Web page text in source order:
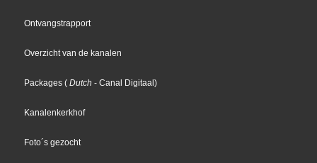
Ontvangstrapport
Overzicht van de kanalen
Packages ( Dutch - Canal Digitaal)
Kanalenkerkhof
Foto´s gezocht